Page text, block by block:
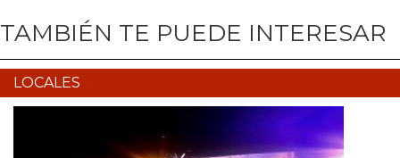
TAMBIÉN TE PUEDE INTERESAR
LOCALES